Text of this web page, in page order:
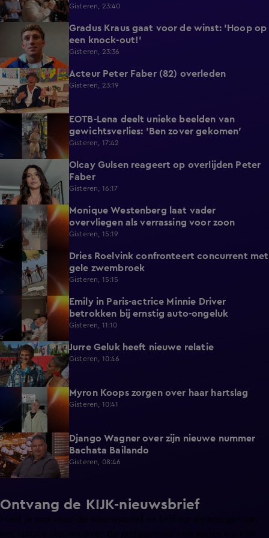
Gisteren, 23:40
Gradus Kraus gaat voor de winst: 'Hoop op
een knock-out!'
Gisteren, 23:36
2:11 Acteur Peter Faber (82) overleden
Gisteren, 23:19
0:13
EOTB-Lena deelt unieke beelden van
gewichtsverlies: 'Ben zover gekomen'
Gisteren, 17:42
Olcay Gulsen reageert op overlijden Peter
Faber
Gisteren, 16:17
Monique Westenberg laat vader
overvliegen als verrassing voor zoon
Gisteren, 15:19
0:17
Dries Roelvink confronteert concurrent met
gele zwembroek
Gisteren, 15:15
Emily in Paris-actrice Minnie Driver
betrokken bij ernstig auto-ongeluk
Gisteren, 11:10
1:12 Jurre Geluk heeft nieuwe relatie
Gisteren, 10:46
Myron Koops zorgen over haar hartslag
Gisteren, 10:41
2:28
Django Wagner over zijn nieuwe nummer
Bachata Bailando
Gisteren, 08:46
Ontvang de KIJK-nieuwsbrief